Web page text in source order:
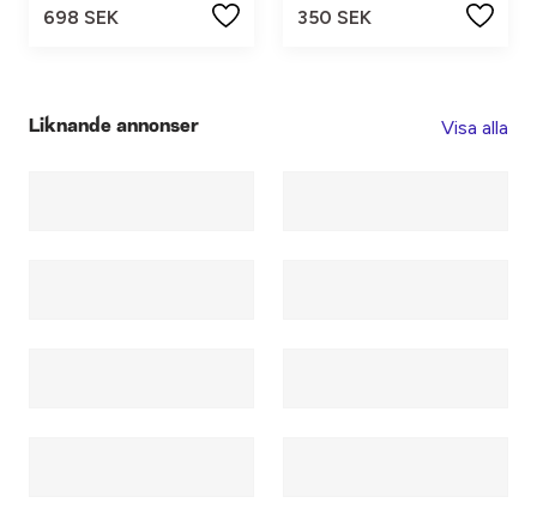
698 SEK 350 SEK
Liknande annonser Visa alla